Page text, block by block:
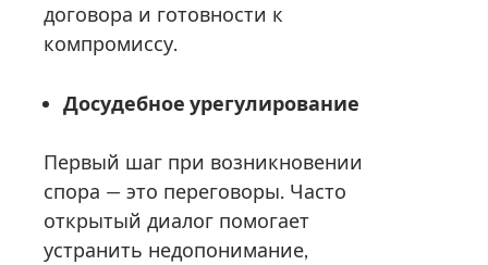
договора и готовности к
компромиссу.
Досудебное урегулирование
Первый шаг при возникновении
спора — это переговоры. Часто
открытый диалог помогает
устранить недопонимание,